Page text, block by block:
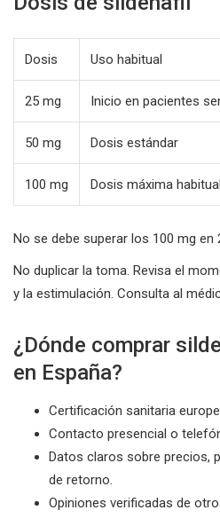
Dosis Uso habitual
25 mg Inicio en pacientes
50 mg Dosis estándar
100 mg Dosis máxima habitual
No se debe superar los 100 mg en
No duplicar la toma. Revisa el
y la estimulación. Consulta al
¿Dónde comprar
en España?
Certificación sanitaria
Contacto presencial o
Datos claros sobre precios,
de retorno.
Opiniones verificadas de